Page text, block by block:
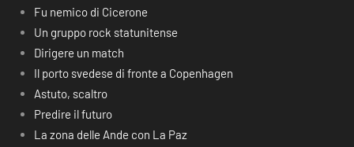
Fu nemico di Cicerone
Un gruppo rock statunitense
Dirigere un match
Il porto svedese di fronte a Copenhagen
Astuto, scaltro
Predire il futuro
La zona delle Ande con La Paz